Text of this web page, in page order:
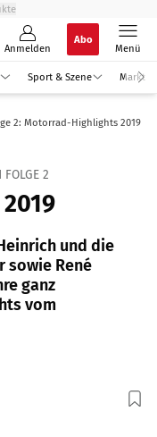
Anmelden
Abo
Menü
Sport & Szene Markt
2: Motorrad-Highlights 2019
FOLGE 2
und die
sowie René
ganz
vom
Foto: mps